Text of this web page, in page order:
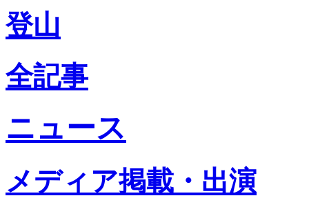
登山
全記事
ニュース
メディア掲載・出演